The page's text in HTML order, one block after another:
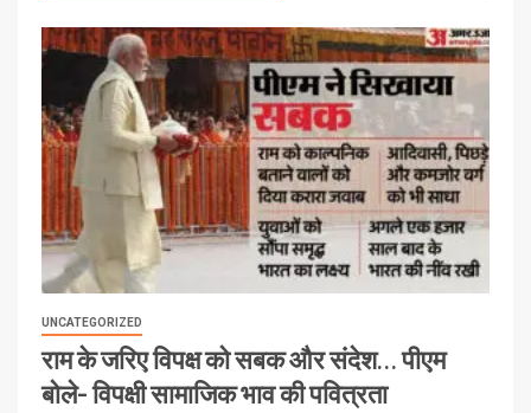
UNCATEGORIZED
राम के जरिए विपक्ष को सबक और संदेश… पीएम
बोले- विपक्षी सामाजिक भाव की पवित्रता